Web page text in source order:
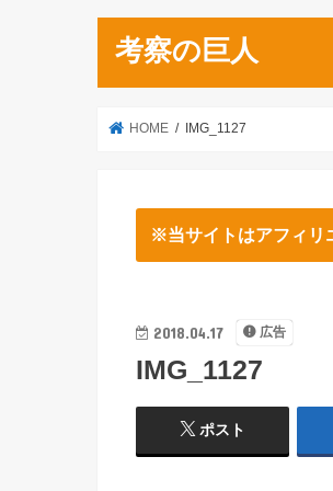
考察の巨人
HOME IMG_1127
※当サイトはアフィリ
2018.04.17 広告
IMG_1127
ポスト